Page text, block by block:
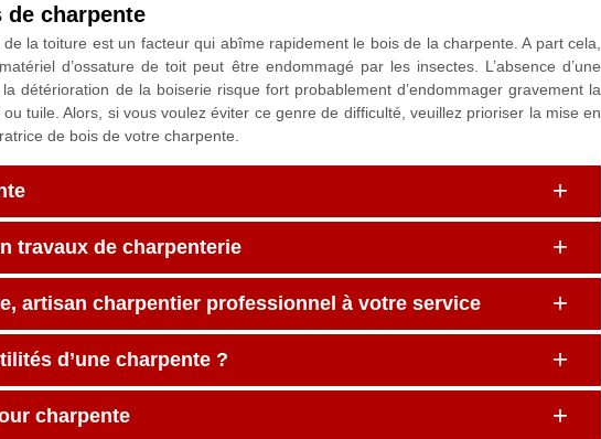
de charpente
de la toiture est un facteur qui abîme rapidement le bois de la charpente. A part cela,
d’ossature de toit peut être endommagé par les insectes. L’absence d’une
détérioration de la boiserie risque fort probablement d’endommager gravement la
tuile. Alors, si vous voulez éviter ce genre de difficulté, veuillez prioriser la mise en
de bois de votre charpente.
travaux de charpenterie
artisan charpentier professionnel à votre service
d’une charpente ?
charpente